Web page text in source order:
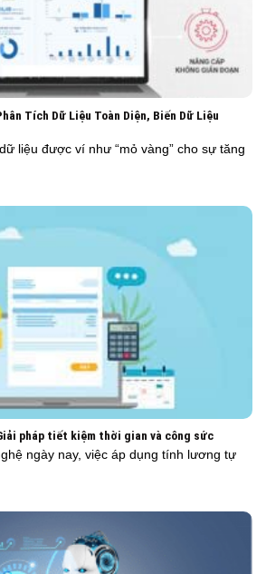
Tích Dữ Liệu Toàn Diện, Biến Dữ Liệu
liệu được ví như “mỏ vàng” cho sự tăng
pháp tiết kiệm thời gian và công sức
ngày nay, việc áp dụng tính lương tự